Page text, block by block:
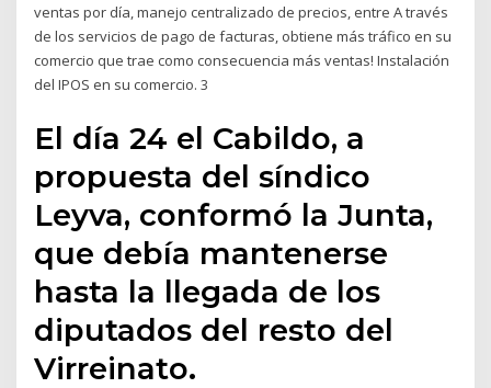
ventas por día, manejo centralizado de precios, entre A través
de los servicios de pago de facturas, obtiene más tráfico en su
comercio que trae como consecuencia más ventas! Instalación
del IPOS en su comercio. 3
El día 24 el Cabildo, a
propuesta del síndico
Leyva, conformó la Junta,
que debía mantenerse
hasta la llegada de los
diputados del resto del
Virreinato.